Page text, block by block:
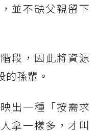
並不缺父親留下
段，因此將資源
孫輩。
出一種「按需求
拿一樣多，才叫